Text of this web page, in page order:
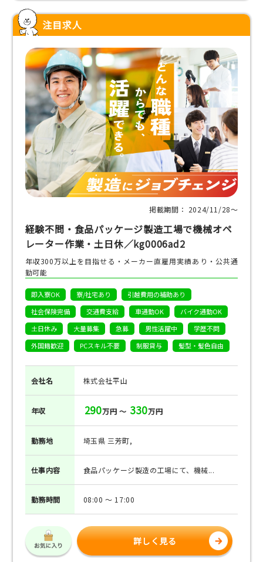
注目求人
掲載期間： 2024/11/28〜
経験不問・食品パッケージ製造工場で機械オペ
レーター作業・土日休／kg0006ad2
年収300万以上を目指せる・メーカー直雇用実績あり・公共通
勤可能
即入寮OK 寮/社宅あり
引越費用の補助あり
社会保険完備
交通費支給 車通勤OK
バイク通勤OK
土日休み
大量募集 急募 男性活躍中
学歴不問
外国籍歓迎
PCスキル不要 制服貸与 髪型・髪色自由
会社名 株式会社平山
年収 290万円 ～ 330万円
勤務地 埼玉県 三芳町,
仕事内容 食品パッケージ製造の工場にて、機械...
勤務時間 08:00 ～ 17:00
詳しく見る